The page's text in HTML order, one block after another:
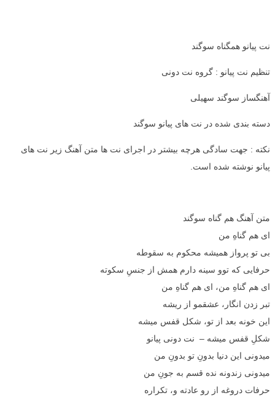
نت پیانو همگناه سوگند
تنظیم نت پیانو : گروه نت دونی
آهنگساز سوگند سهیلی
دسته بندی شده در نت های پیانو سوگند
نکته : جهت سادگی هرچه بیشتر در اجرای نت ها متن آهنگ زیر نت های
پیانو نوشته شده است.
متن آهنگ هم گناه سوگند
ای هم گناهِ من
بی تو پرواز همیشه محکوم به سقوطه
حرفایی که توو سینه دارم همش از جنسِ سکوته
ای هم گناهِ من، ای هم گناهِ من
تبر زدن انگار، عشقمو از ریشه
این خونه بعد از تو، شکل قفس میشه
شکلِ قفس میشه – نت دونی پیانو
میدونی این دنیا بدونِ تو بدونِ من
میدونی زندونه نده قسم به جونِ من
حرفات دروغه از رو عادته و، تکراره